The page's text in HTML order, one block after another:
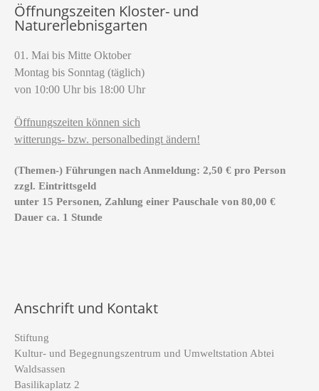
Öffnungszeiten Kloster- und
Naturerlebnisgarten
01. Mai bis Mitte Oktober
Montag bis Sonntag (täglich)
von 10:00 Uhr bis 18:00 Uhr
Öffnungszeiten können sich
witterungs- bzw. personalbedingt ändern!
(Themen-) Führungen nach Anmeldung: 2,50 € pro Person
zzgl. Eintrittsgeld
unter 15 Personen, Zahlung einer Pauschale von 80,00 €
Dauer ca. 1 Stunde
Anschrift und Kontakt
Stiftung
Kultur- und Begegnungszentrum und Umweltstation Abtei
Waldsassen
Basilikaplatz 2